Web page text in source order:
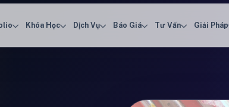
Khóa Học Dịch Vụ Báo Giá Tư Vấn Giải Pháp